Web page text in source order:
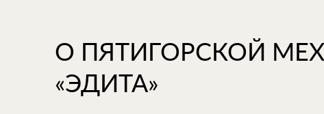
О ПЯТИГОРСКОЙ
«ЭДИТА»